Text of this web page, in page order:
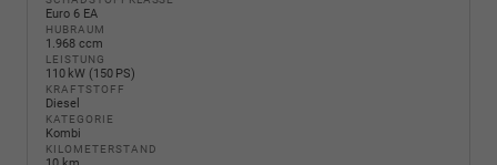
Euro 6 EA
HUBRAUM
1.968 ccm
LEISTUNG
110 kW (150 PS)
KRAFTSTOFF
Diesel
KATEGORIE
Kombi
KILOMETERSTAND